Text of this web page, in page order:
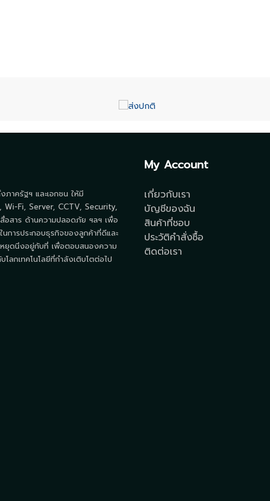
ภาครัฐฯ และเอกชน ให้มี
Wi-Fi, Server, CCTV, Security,
อสาร ด้านความปลอดภัย ฯลฯ เพื่อ
การประกอบธุรกิจของลูกค้าที่ดีและ
หยุดนิ่งอยู่กับที่ เพื่อตอบสนองความ
ลกเทคโนโลยีที่กำลังเติบโตต่อไป
My Account
เกี่ยวกับเรา
บัญชีของฉัน
สินค้าที่ชอบ
ประวัติคำสั่งซื้อ
ติดต่อเรา